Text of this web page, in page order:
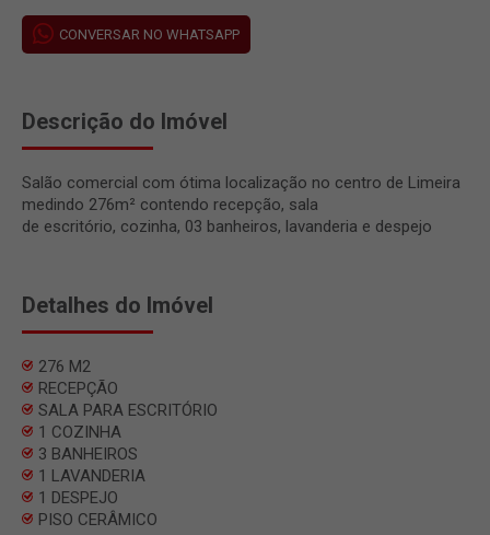
CONVERSAR NO WHATSAPP
Descrição do Imóvel
Salão comercial com ótima localização no centro de Limeira
medindo 276m² contendo recepção, sala
de escritório, cozinha, 03 banheiros, lavanderia e despejo
Detalhes do Imóvel
276 M2
RECEPÇÃO
SALA PARA ESCRITÓRIO
1 COZINHA
3 BANHEIROS
1 LAVANDERIA
1 DESPEJO
PISO CERÂMICO